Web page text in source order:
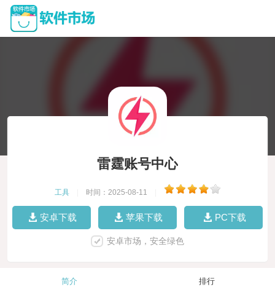
雷霆账号中心
工具 时间：2025-08-11
安卓下载 苹果下载 PC下载
安卓市场，安全绿色
简介 排行